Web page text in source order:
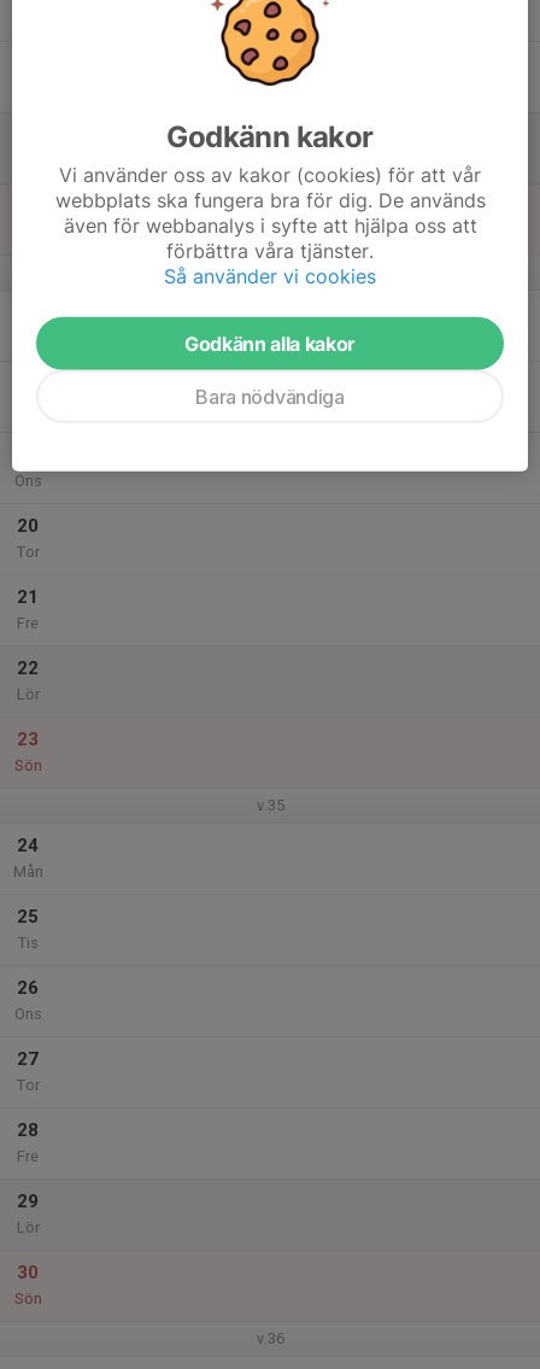
v.34
Mån
Ons
20
Tor
21
Fre
22
Lör
23
Sön
v.35
24
Mån
25
Tis
26
Ons
27
Tor
28
Fre
29
Lör
30
Sön
v.36
Godkänn kakor
Vi använder oss av kakor (cookies) för att vår
webbplats ska fungera bra för dig. De används
även för webbanalys i syfte att hjälpa oss att
förbättra våra tjänster.
Så använder vi cookies
Godkänn alla kakor
Bara nödvändiga